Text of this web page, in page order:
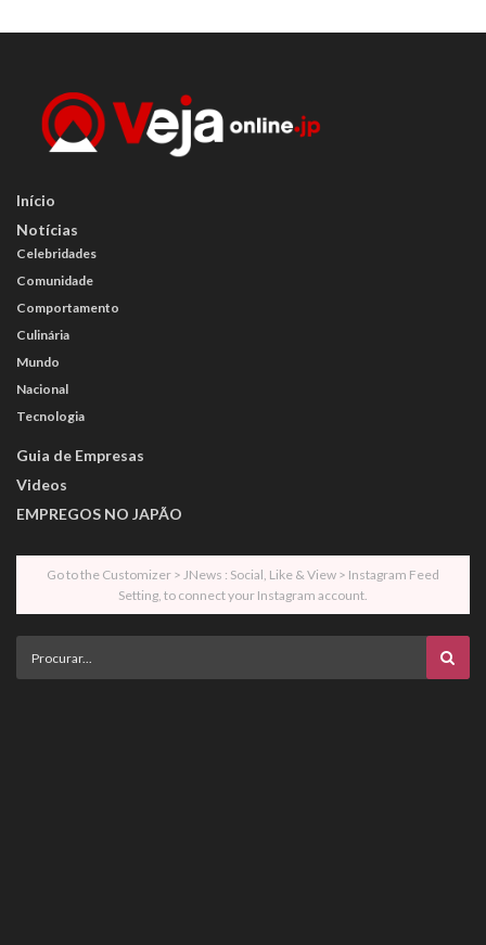
Início
Notícias
Celebridades
Comunidade
Comportamento
Culinária
Mundo
Nacional
Tecnologia
Guia de Empresas
Videos
EMPREGOS NO JAPÃO
Go to the Customizer > JNews : Social, Like & View > Instagram Feed
Setting, to connect your Instagram account.